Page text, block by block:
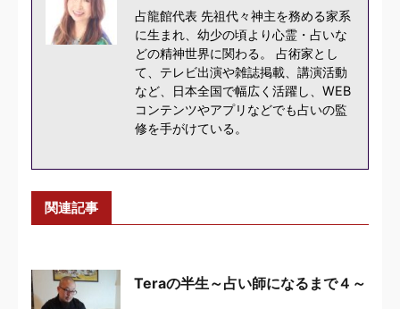
占龍館代表 先祖代々神主を務める家系
に生まれ、幼少の頃より心霊・占いな
どの精神世界に関わる。 占術家とし
て、テレビ出演や雑誌掲載、講演活動
など、日本全国で幅広く活躍し、WEB
コンテンツやアプリなどでも占いの監
修を手がけている。
関連記事
Teraの半生～占い師になるまで４～